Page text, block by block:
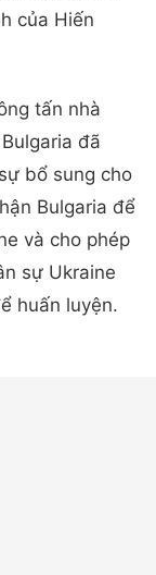
của Hiến
tấn nhà
đã
bổ sung cho
Bulgaria để
và cho phép
sự Ukraine
huấn luyện.